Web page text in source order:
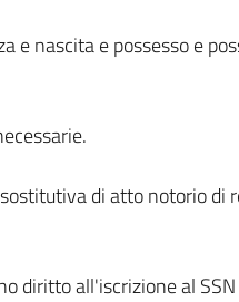
e nascita e possesso e
di atto notorio
diritto all'iscrizione al